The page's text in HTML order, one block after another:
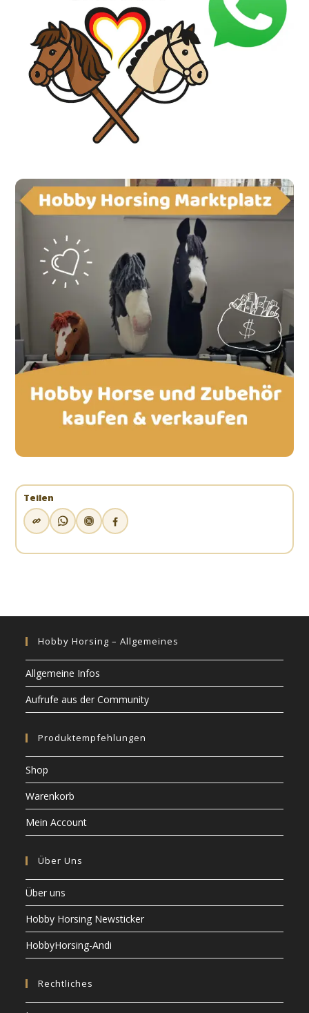
Teilen
Hobby Horsing – Allgemeines
Allgemeine Infos
Aufrufe aus der Community
Produktempfehlungen
Shop
Warenkorb
Mein Account
Über Uns
Über uns
Hobby Horsing Newsticker
HobbyHorsing-Andi
Rechtliches